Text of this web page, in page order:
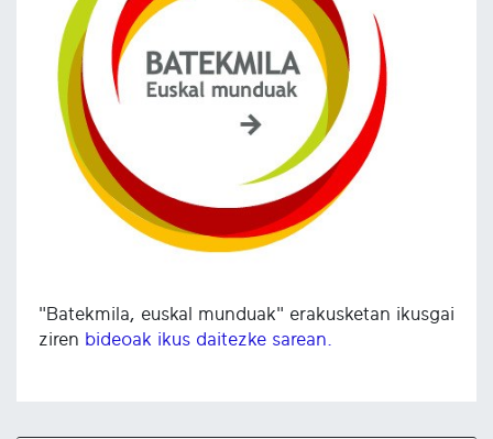
"Batekmila, euskal munduak" erakusketan ikusgai
ziren bideoak ikus daitezke sarean.